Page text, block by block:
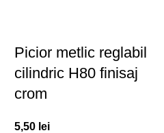
Picior metlic reglabil
cilindric H80 finisaj
crom
5,50 lei